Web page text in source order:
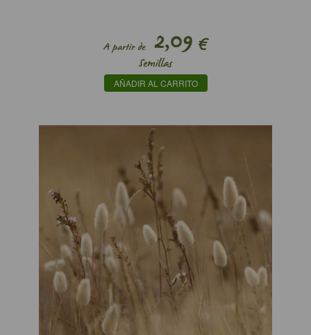
A partir de2,09 €
Semillas
AÑADIR AL CARRITO